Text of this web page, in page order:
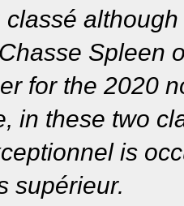
classé
Spleen
for the 2020
in these two
is
supérieur.